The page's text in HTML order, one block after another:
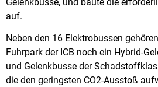
auf.
Neben den 16 Elektrobussen
Fuhrpark der ICB noch ein Hybrid-
und Gelenkbusse der
die den geringsten CO2-Ausstoß